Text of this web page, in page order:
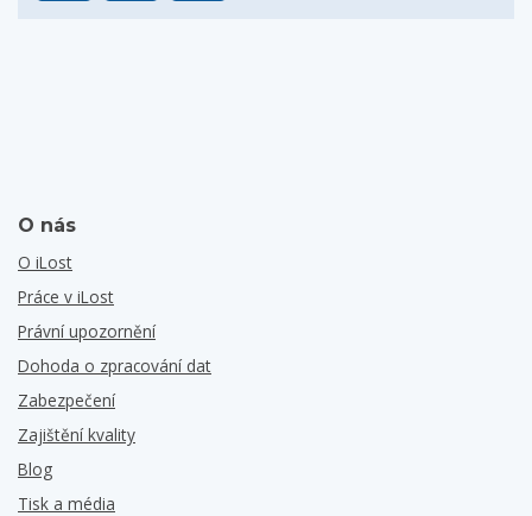
O nás
O iLost
Práce v iLost
Právní upozornění
Dohoda o zpracování dat
Zabezpečení
Zajištění kvality
Blog
Tisk a média